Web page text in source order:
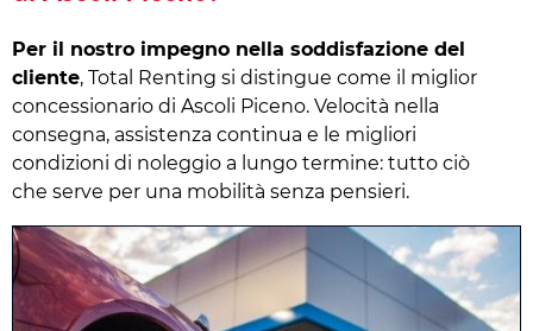
Per il nostro impegno nella soddisfazione del
cliente, Total Renting si distingue come il miglior
concessionario di Ascoli Piceno. Velocità nella
consegna, assistenza continua e le migliori
condizioni di noleggio a lungo termine: tutto ciò
che serve per una mobilità senza pensieri.